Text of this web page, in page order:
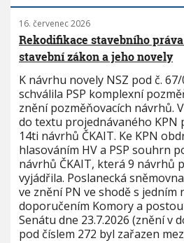
16. červenec 2026
Rekodifikace stavebního
stavební zákon a jeho novely
K návrhu novely NSZ pod č. 67/
schválila PSP komplexní
znění pozměňovacích návrhů.
do textu projednávaného KPN
14ti návrhů ČKAIT. Ke KPN
hlasováním HV a PSP souhrn
návrhů ČKAIT, která 9 návrhů
vyjádřila. Poslanecká
ve znění PN ve shodě s jedním
doporučením Komory a
Senátu dne 23.7.2026 (znění v
pod číslem 272 byl zařazen